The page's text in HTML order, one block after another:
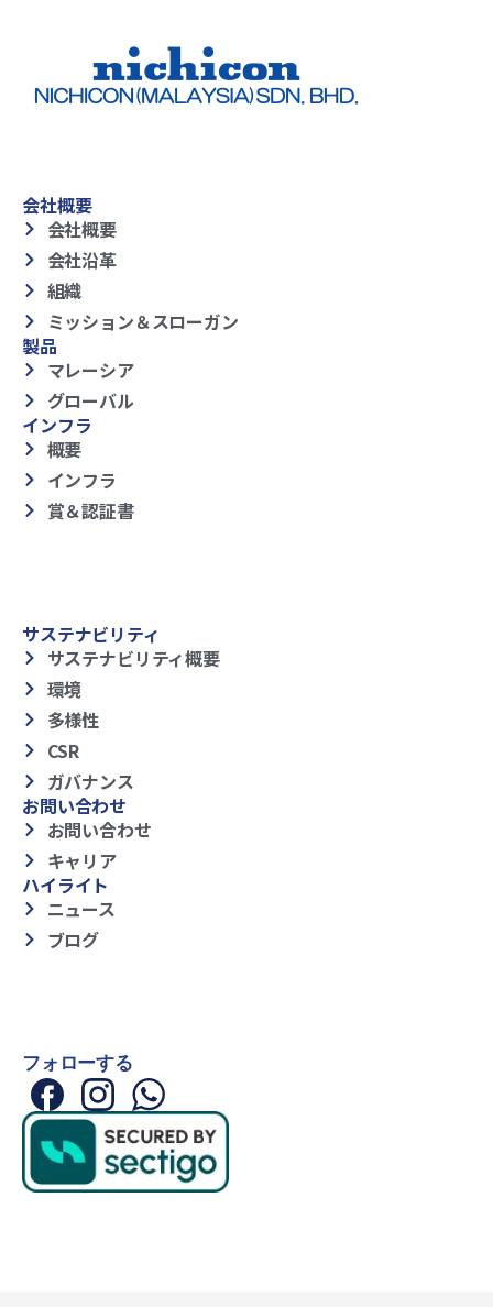
会社概要
会社概要
会社沿革
組織
ミッション＆スローガン
製品
マレーシア
グローバル
インフラ
概要
インフラ
賞＆認証書
サステナビリティ
サステナビリティ概要
環境
多様性
CSR
ガバナンス
お問い合わせ
お問い合わせ
キャリア
ハイライト
ニュース
ブログ
フォローする